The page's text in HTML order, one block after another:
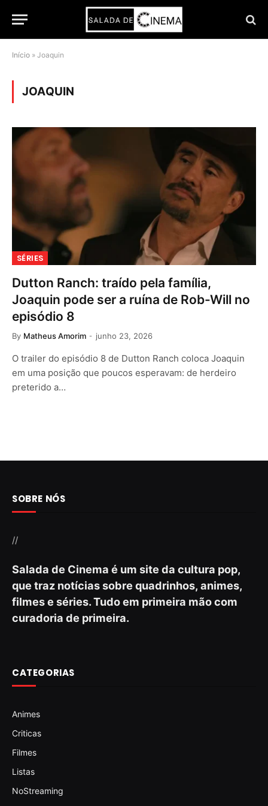
Início » Joaquin
JOAQUIN
SÉRIES
Dutton Ranch: traído pela família,
Joaquin pode ser a ruína de Rob-Will no
episódio 8
By Matheus Amorim junho 23, 2026
O trailer do episódio 8 de Dutton Ranch coloca Joaquin
em uma posição que poucos esperavam: de herdeiro
preterido a…
SOBRE NÓS
//
Salada de Cinema é um site da cultura pop,
que traz notícias sobre quadrinhos, animes,
filmes e séries. Tudo em primeira mão com
curadoria de primeira.
CATEGORIAS
Animes
Criticas
Filmes
Listas
NoStreaming